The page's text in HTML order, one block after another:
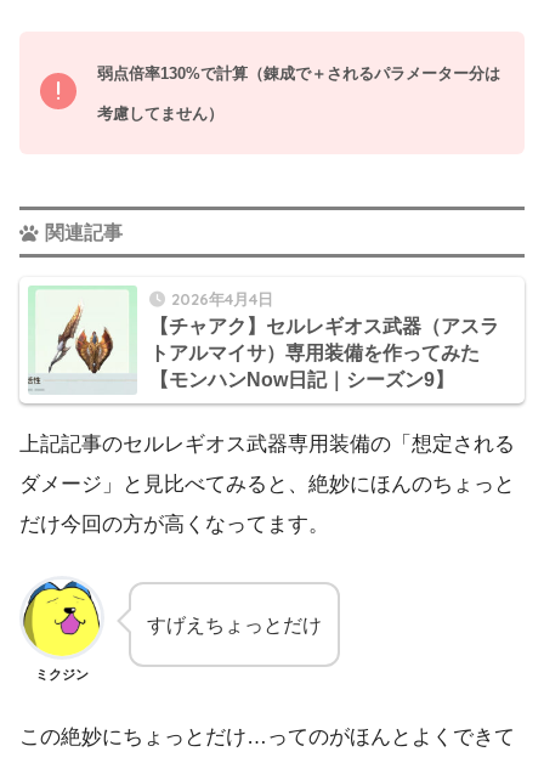
弱点倍率130%で計算（錬成で＋されるパラメーター分は
考慮してません）
関連記事
2026年4月4日
【チャアク】セルレギオス武器（アスラ
トアルマイサ）専用装備を作ってみた
【モンハンNow日記｜シーズン9】
上記記事のセルレギオス武器専用装備の「想定される
ダメージ」と見比べてみると、絶妙にほんのちょっと
だけ今回の方が高くなってます。
ミクジン
すげえちょっとだけ
この絶妙にちょっとだけ…ってのがほんとよくできて